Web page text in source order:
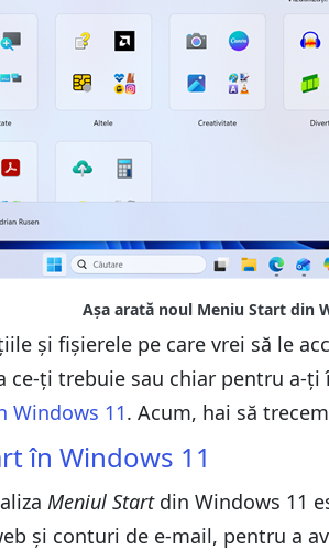
și fișierele pe care vrei să le
ce-ți trebuie sau chiar pentru
Windows 11. Acum, hai să
în Windows 11
Meniul Startdin Windows 11
și conturi de e-mail, pentru a